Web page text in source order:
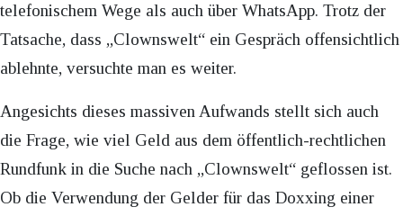
telefonischem Wege als auch über WhatsApp. Trotz der
Tatsache, dass „Clownswelt“ ein Gespräch offensichtlich
ablehnte, versuchte man es weiter.
Angesichts dieses massiven Aufwands stellt sich auch
die Frage, wie viel Geld aus dem öffentlich-rechtlichen
Rundfunk in die Suche nach „Clownswelt“ geflossen ist.
Ob die Verwendung der Gelder für das Doxxing einer